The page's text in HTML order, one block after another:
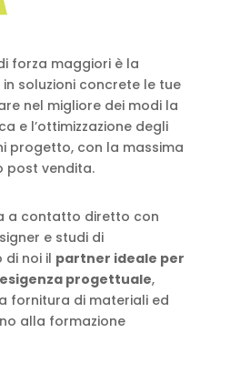
forza maggiori è la
soluzioni concrete le tue
nel migliore dei modi la
e l’ottimizzazione degli
progetto, con la massima
post vendita.
a contatto diretto con
e studi di
noi il partner ideale per
progettuale,
fornitura di materiali ed
alla formazione